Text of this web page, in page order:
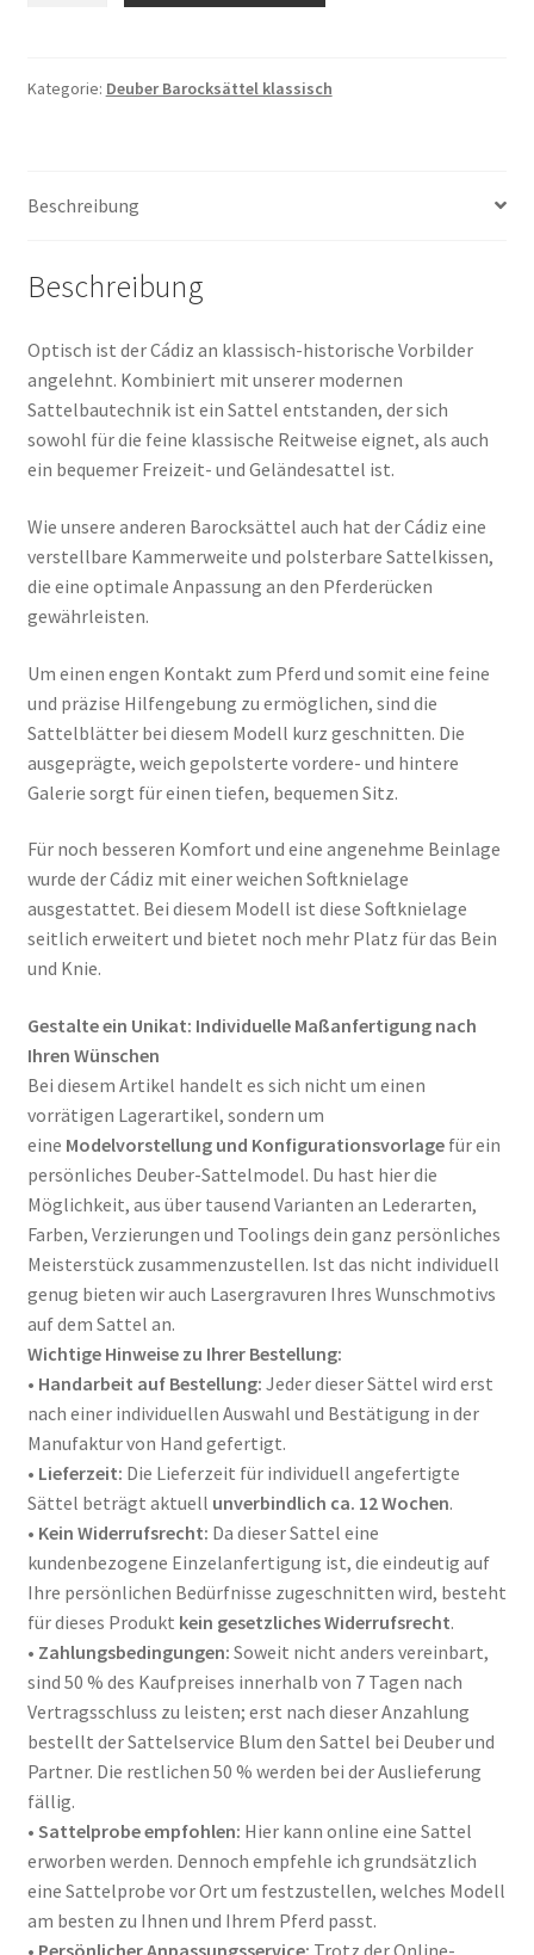
Kategorie: Deuber Barocksättel klassisch
Beschreibung
Beschreibung
Optisch ist der Cádiz an klassisch-historische Vorbilder
angelehnt. Kombiniert mit unserer modernen
Sattelbautechnik ist ein Sattel entstanden, der sich
sowohl für die feine klassische Reitweise eignet, als auch
ein bequemer Freizeit- und Geländesattel ist.
Wie unsere anderen Barocksättel auch hat der Cádiz eine
verstellbare Kammerweite und polsterbare Sattelkissen,
die eine optimale Anpassung an den Pferderücken
gewährleisten.
Um einen engen Kontakt zum Pferd und somit eine feine
und präzise Hilfengebung zu ermöglichen, sind die
Sattelblätter bei diesem Modell kurz geschnitten. Die
ausgeprägte, weich gepolsterte vordere- und hintere
Galerie sorgt für einen tiefen, bequemen Sitz.
Für noch besseren Komfort und eine angenehme Beinlage
wurde der Cádiz mit einer weichen Softknielage
ausgestattet. Bei diesem Modell ist diese Softknielage
seitlich erweitert und bietet noch mehr Platz für das Bein
und Knie.
Gestalte ein Unikat: Individuelle Maßanfertigung nach
Ihren Wünschen
Bei diesem Artikel handelt es sich nicht um einen
vorrätigen Lagerartikel, sondern um
eine Modelvorstellung und Konfigurationsvorlagefür ein
persönliches Deuber-Sattelmodel. Du hast hier die
Möglichkeit, aus über tausend Varianten an Lederarten,
Farben, Verzierungen und Toolings dein ganz persönliches
Meisterstück zusammenzustellen. Ist das nicht individuell
genug bieten wir auch Lasergravuren Ihres Wunschmotivs
auf dem Sattel an.
Wichtige Hinweise zu Ihrer Bestellung:
• Handarbeit auf Bestellung: Jeder dieser Sättel wird erst
nach einer individuellen Auswahl und Bestätigung in der
Manufaktur von Hand gefertigt.
• Lieferzeit: Die Lieferzeit für individuell angefertigte
Sättel beträgt aktuell unverbindlich ca. 12 Wochen.
• Kein Widerrufsrecht: Da dieser Sattel eine
kundenbezogene Einzelanfertigung ist, die eindeutig auf
Ihre persönlichen Bedürfnisse zugeschnitten wird, besteht
für dieses Produkt kein gesetzliches Widerrufsrecht.
• Zahlungsbedingungen: Soweit nicht anders vereinbart,
sind 50 % des Kaufpreises innerhalb von 7 Tagen nach
Vertragsschluss zu leisten; erst nach dieser Anzahlung
bestellt der Sattelservice Blum den Sattel bei Deuber und
Partner. Die restlichen 50 % werden bei der Auslieferung
fällig.
• Sattelprobe empfohlen: Hier kann online eine Sattel
erworben werden. Dennoch empfehle ich grundsätzlich
eine Sattelprobe vor Ort um festzustellen, welches Modell
am besten zu Ihnen und Ihrem Pferd passt.